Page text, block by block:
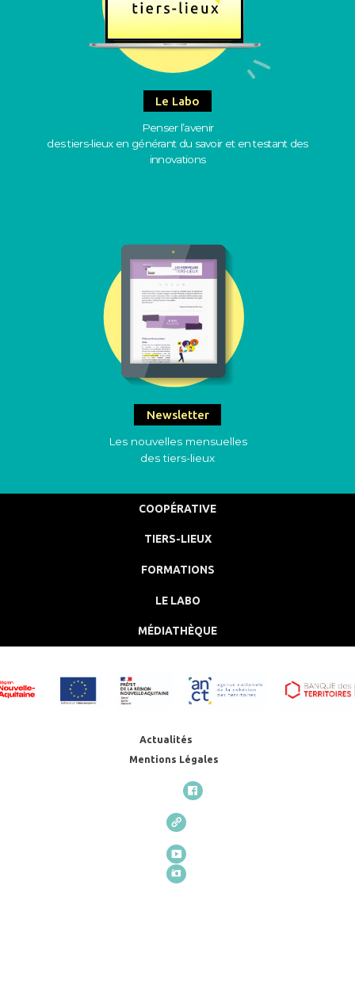
Le Labo
Penser l’avenir
des tiers-lieux en générant du savoir et en testant des
innovations
Newsletter
Les nouvelles mensuelles
des tiers-lieux
COOPÉRATIVE
TIERS-LIEUX
FORMATIONS
LE LABO
MÉDIATHÈQUE
Actualités
Mentions Légales